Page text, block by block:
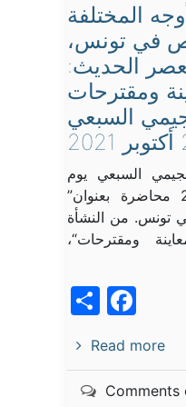
المختلفة
في تونس،
الحديث:
ومقترحات
السبعي
السبعي يوم
الجمعة 22 أكتوبر 2021 محاضرة بعنوان”
تونس. من النشأة
ومقترحات“،
Read more
Comments